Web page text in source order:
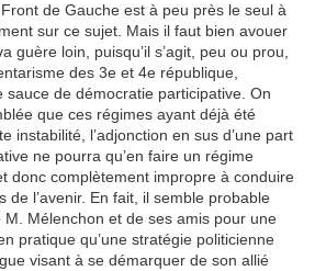
de Gauche est à peu près le seul à
sur ce sujet. Mais il faut bien avouer
guère loin, puisqu’il s’agit, peu ou prou,
des 3e et 4e république,
sauce de démocratie participative. On
que ces régimes ayant déjà été
instabilité, l’adjonction en sus d’une part
ne pourra qu’en faire un régime
donc complètement impropre à conduire
de l’avenir. En fait, il semble probable
Mélenchon et de ses amis pour une
pratique qu’une stratégie politicienne
visant à se démarquer de son allié